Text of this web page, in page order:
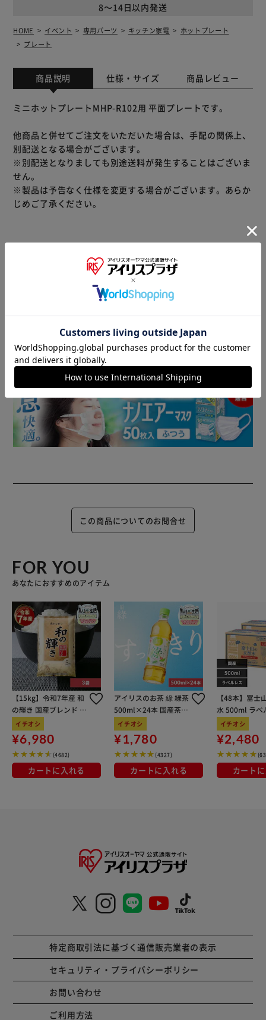
8～14日以内発送
HOME イベント 専用パーツ キッチン家電
ホットプレート
プレート
商品説明 仕様・サイズ 商品レビュー
ミニホットプレートMHP-R102用 平面プレートです。
他商品と併せてご注文をいただいた場合は、手配の関係上、
別配送となる場合がございます。
※別配送となりましても別途送料が発生することはございま
せん。
※製品は予告なく仕様を変更する場合がございます。あらか
じめご了承ください。
▼ 食品・飲料おすすめ ▼
この商品についてのお問合せ
FOR YOU
あなたにおすすめのアイテム
【15kg】令和7年産 和
の輝き 国産ブレンド 5
kg×3袋
イチオシ
¥6,980
(4682)
カートに入れる
アイリスのお茶 綠 緑茶
500ml×24本 国産茶葉
100％使用
イチオシ
¥1,780
(4327)
カートに入れる
【48本】富士
水 500ml ラベ
イチオシ
¥2,480
カート
特定商取引法に基づく通信販売業者の表示
セキュリティ・プライバシーポリシー
お問い合わせ
ご利用方法